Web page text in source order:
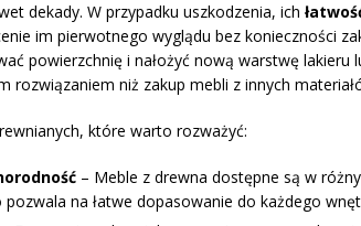
dekady. W przypadku uszkodzenia, ich
im pierwotnego wyglądu bez konieczności
powierzchnię i nałożyć nową warstwę lakieru
rozwiązaniem niż zakup mebli z innych
które warto rozważyć:
– Meble z drewna dostępne są w
na łatwe dopasowanie do każdego